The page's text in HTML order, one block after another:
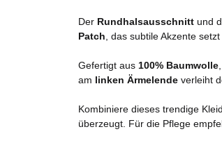
Der Rundhalsausschnitt und
Patch , das subtile Akzente
Gefertigt aus 100% Baumwolle
am linken Ärmelende verleiht
Kombiniere dieses trendige
überzeugt. Für die Pflege